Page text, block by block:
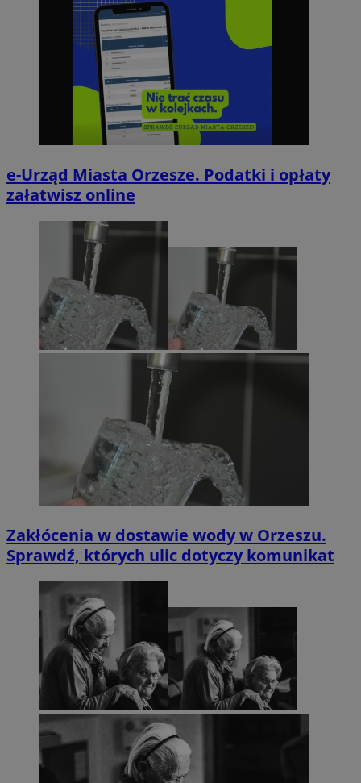
e-Urząd Miasta Orzesze. Podatki i opłaty
załatwisz online
Zakłócenia w dostawie wody w Orzeszu.
Sprawdź, których ulic dotyczy komunikat